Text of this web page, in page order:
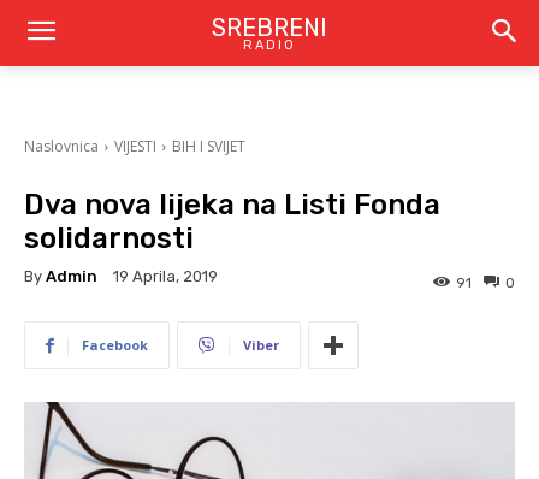
SREBRENI
RADIO
Naslovnica VIJESTI BIH I SVIJET
Dva nova lijeka na Listi Fonda
solidarnosti
By Admin 19 Aprila, 2019 0
91
Facebook Viber